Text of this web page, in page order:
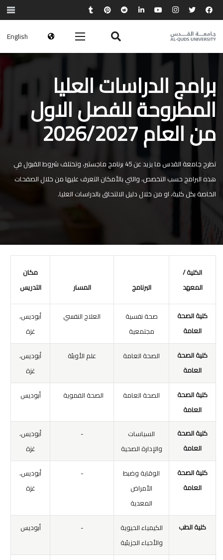
English
برامج الدراسات العليا
المطروحة للفصل الاول
من العام 2026/2027
تطرح جامعة القدس ما يزيد عن 45 برنامج ماجستير، وتختلف شروط القبول في
هذه البرامج حسب التخصص، والتي بالأمكان التعرف عليها من خلال الصفحات
الخاصة بكل كلية، او من خلال دليل الالتحاق بالدراسات العليا.
الكلية /
المعهد
البرنامج المسار
مكان
التدريس
كلية الصحة
العامة
صحة نفسية
مجتمعية
العلاج النفسي
أبوديس،
غزة
كلية الصحة
العامة
الصحة العامة علم الأوبئة
أبوديس،
غزة
كلية الصحة
العامة
الصحة العامة الصحة الفموية أبوديس
كلية الصحة
العامة
السياسات
والإدارة الصحية
-
أبوديس،
غزة
كلية الصحة
العامة
الوقاية وضبط
الأمراض
المعدية
-
أبوديس،
غزة
كلية الطب
الكيمياء الحيوية
والأحياء الجزيئية
- أبوديس